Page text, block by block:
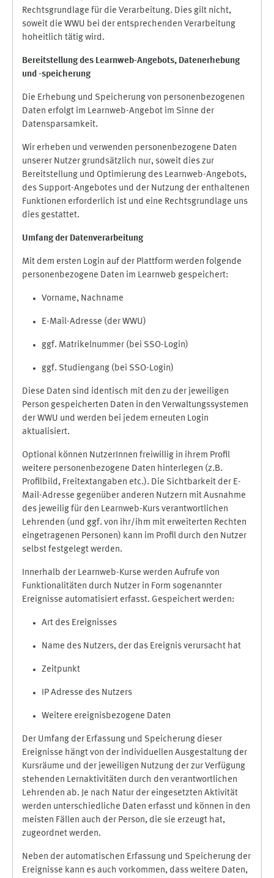
Rechtsgrundlage für die Verarbeitung. Dies gilt nicht,
soweit die WWU bei der entsprechenden Verarbeitung
hoheitlich tätig wird.
Bereitstellung des Learnweb-Angebots, Datenerhebung
und -speicherung
Die Erhebung und Speicherung von personenbezogenen
Daten erfolgt im Learnweb-Angebot im Sinne der
Datensparsamkeit.
Wir erheben und verwenden personenbezogene Daten
unserer Nutzer grundsätzlich nur, soweit dies zur
Bereitstellung und Optimierung des Learnweb-Angebots,
des Support-Angebotes und der Nutzung der enthaltenen
Funktionen erforderlich ist und eine Rechtsgrundlage uns
dies gestattet.
Umfang der Datenverarbeitung
Mit dem ersten Login auf der Plattform werden folgende
personenbezogene Daten im Learnweb gespeichert:
Vorname, Nachname
E-Mail-Adresse (der WWU)
ggf. Matrikelnummer (bei SSO-Login)
ggf. Studiengang (bei SSO-Login)
Diese Daten sind identisch mit den zu der jeweiligen
Person gespeicherten Daten in den Verwaltungssystemen
der WWU und werden bei jedem erneuten Login
aktualisiert.
Optional können NutzerInnen freiwillig in ihrem Profil
weitere personenbezogene Daten hinterlegen (z.B.
Profilbild, Freitextangaben etc.). Die Sichtbarkeit der E-
Mail-Adresse gegenüber anderen Nutzern mit Ausnahme
des jeweilig für den Learnweb-Kurs verantwortlichen
Lehrenden (und ggf. von ihr/ihm mit erweiterten Rechten
eingetragenen Personen) kann im Profil durch den Nutzer
selbst festgelegt werden.
Innerhalb der Learnweb-Kurse werden Aufrufe von
Funktionalitäten durch Nutzer in Form sogenannter
Ereignisse automatisiert erfasst. Gespeichert werden:
Art des Ereignisses
Name des Nutzers, der das Ereignis verursacht hat
Zeitpunkt
IP Adresse des Nutzers
Weitere ereignisbezogene Daten
Der Umfang der Erfassung und Speicherung dieser
Ereignisse hängt von der individuellen Ausgestaltung der
Kursräume und der jeweiligen Nutzung der zur Verfügung
stehenden Lernaktivitäten durch den verantwortlichen
Lehrenden ab. Je nach Natur der eingesetzten Aktivität
werden unterschiedliche Daten erfasst und können in den
meisten Fällen auch der Person, die sie erzeugt hat,
zugeordnet werden.
Neben der automatischen Erfassung und Speicherung der
Ereignisse kann es auch vorkommen, dass weitere Daten,